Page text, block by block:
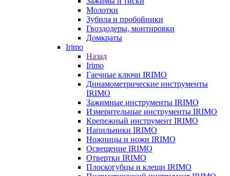
Молотки
Зубила и пробойники
Гвоздодеры, монтировки
Домкраты
Irimo
Назад
Irimo
Гаечные ключи IRIMO
Динамометрические инструменты
IRIMO
Зажимные инструменты IRIMO
Измерительные инструменты IRIMO
Крепежный инструмент IRIMO
Напильники IRIMO
Ножницы и ножи IRIMO
Освещение IRIMO
Отвертки IRIMO
Плоскогубцы и клещи IRIMO